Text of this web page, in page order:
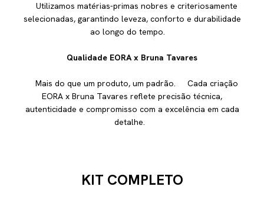
Utilizamos matérias-primas nobres e criteriosamente
selecionadas, garantindo leveza, conforto e durabilidade
ao longo do tempo.
Qualidade EORA x Bruna Tavares
Mais do que um produto, um padrão. Cada criação
EORA x Bruna Tavares reflete precisão técnica,
autenticidade e compromisso com a excelência em cada
detalhe.
KIT COMPLETO